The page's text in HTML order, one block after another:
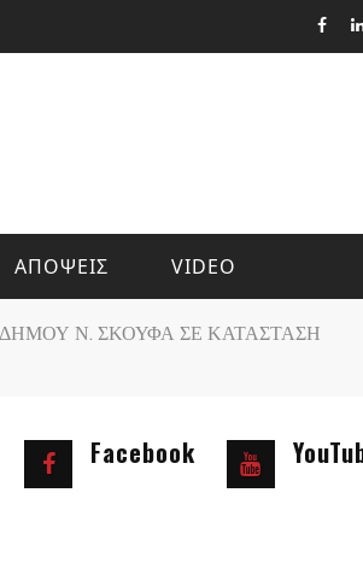
ΑΠΟΨΕΙΣ VIDEO
Ν. ΣΚΟΥΦΑ ΣΕ ΚΑΤΑΣΤΑΣΗ
Facebook